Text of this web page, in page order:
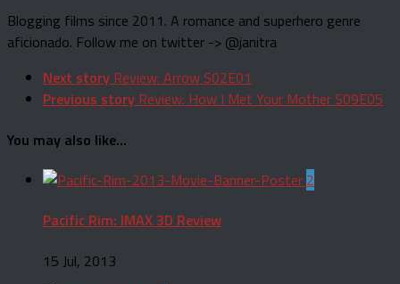
Blogging films since 2011. A romance and superhero genre
aficionado. Follow me on twitter -> @janitra
Next story Review: Arrow S02E01
Previous story Review: How I Met Your Mother S09E05
You may also like...
2
Pacific Rim: IMAX 3D Review
15 Jul, 2013